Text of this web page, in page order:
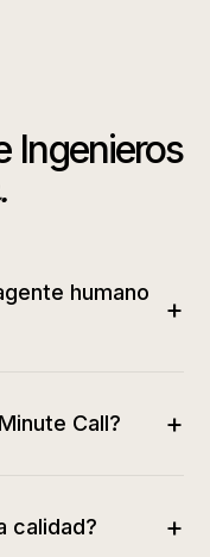
Ingenieros
.
humano
+
Call? +
calidad? +